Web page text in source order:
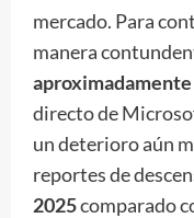
mercado. Para
manera
aproximadamente
directo de
un deterioro aún
reportes de
2025comparado